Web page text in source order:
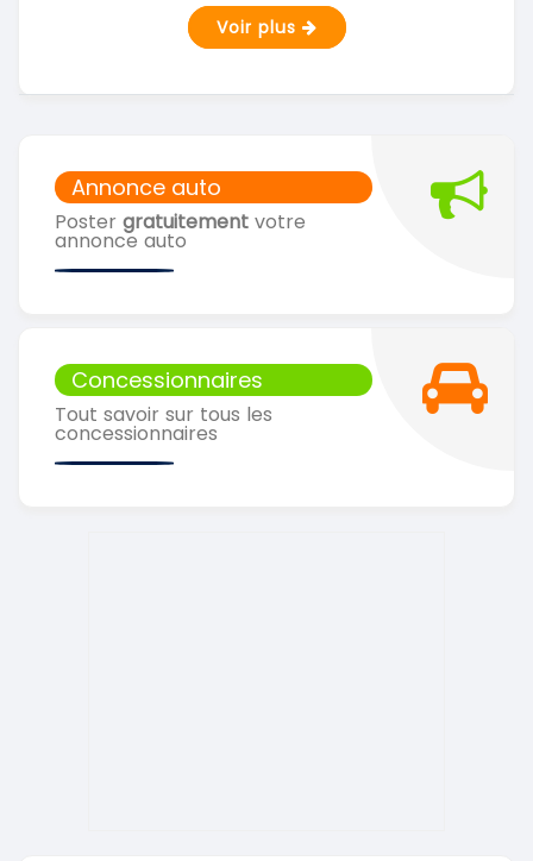
Annonce auto
Poster gratuitement votre
annonce auto
Concessionnaires
Tout savoir sur tous les
concessionnaires
Voir plus